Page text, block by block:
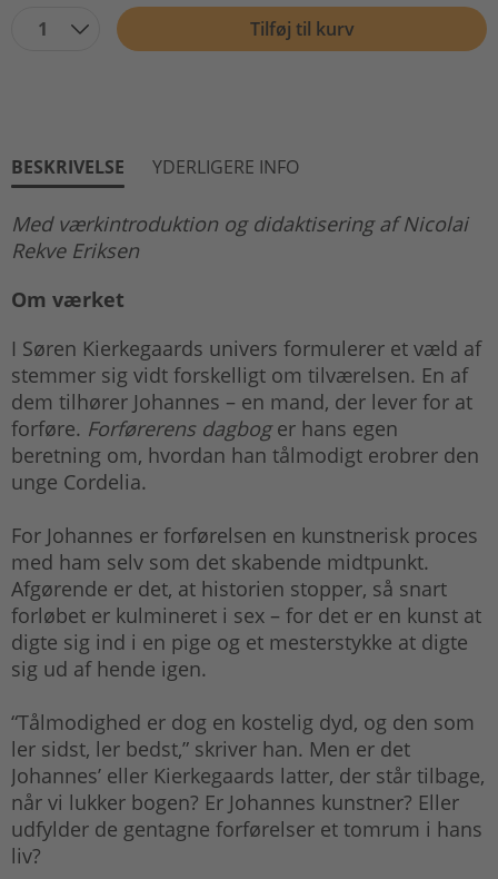
1 Tilføj til kurv
BESKRIVELSE YDERLIGERE INFO
Med værkintroduktion og didaktisering af Nicolai
Rekve Eriksen
Om værket
I Søren Kierkegaards univers formulerer et væld af
stemmer sig vidt forskelligt om tilværelsen. En af
dem tilhører Johannes – en mand, der lever for at
forføre. Forførerens dagboger hans egen
beretning om, hvordan han tålmodigt erobrer den
unge Cordelia.
For Johannes er forførelsen en kunstnerisk proces
med ham selv som det skabende midtpunkt.
Afgørende er det, at historien stopper, så snart
forløbet er kulmineret i sex – for det er en kunst at
digte sig ind i en pige og et mesterstykke at digte
sig ud af hende igen.
“Tålmodighed er dog en kostelig dyd, og den som
ler sidst, ler bedst,” skriver han. Men er det
Johannes’ eller Kierkegaards latter, der står tilbage,
når vi lukker bogen? Er Johannes kunstner? Eller
udfylder de gentagne forførelser et tomrum i hans
liv?